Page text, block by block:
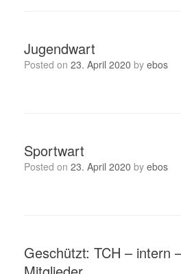
Jugendwart
Posted on 23. April 2020 by ebos
Sportwart
Posted on 23. April 2020 by ebos
Geschützt: TCH – intern